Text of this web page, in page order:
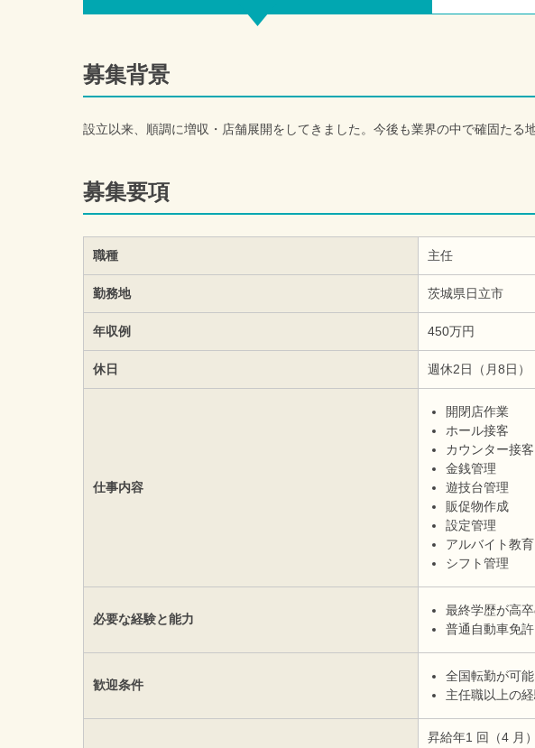
募集背景
設立以来、順調に増収・店舗展開をしてきました。今後も業界の中で確固たる
募集要項
職種 主任
勤務地 茨城県日立市
年収例 450万円
休日 週休2日（月8日）
仕事内容
開閉店作業
ホール接客
カウンター接客
金銭管理
遊技台管理
販促物作成
設定管理
アルバイト教育
シフト管理
必要な経験と能力
最終学歴が高
普通自動車免許
歓迎条件
全国転勤が可
主任職以上の
昇給年1 回（4 月